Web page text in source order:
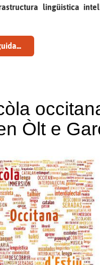
lingüistica
Òlt e